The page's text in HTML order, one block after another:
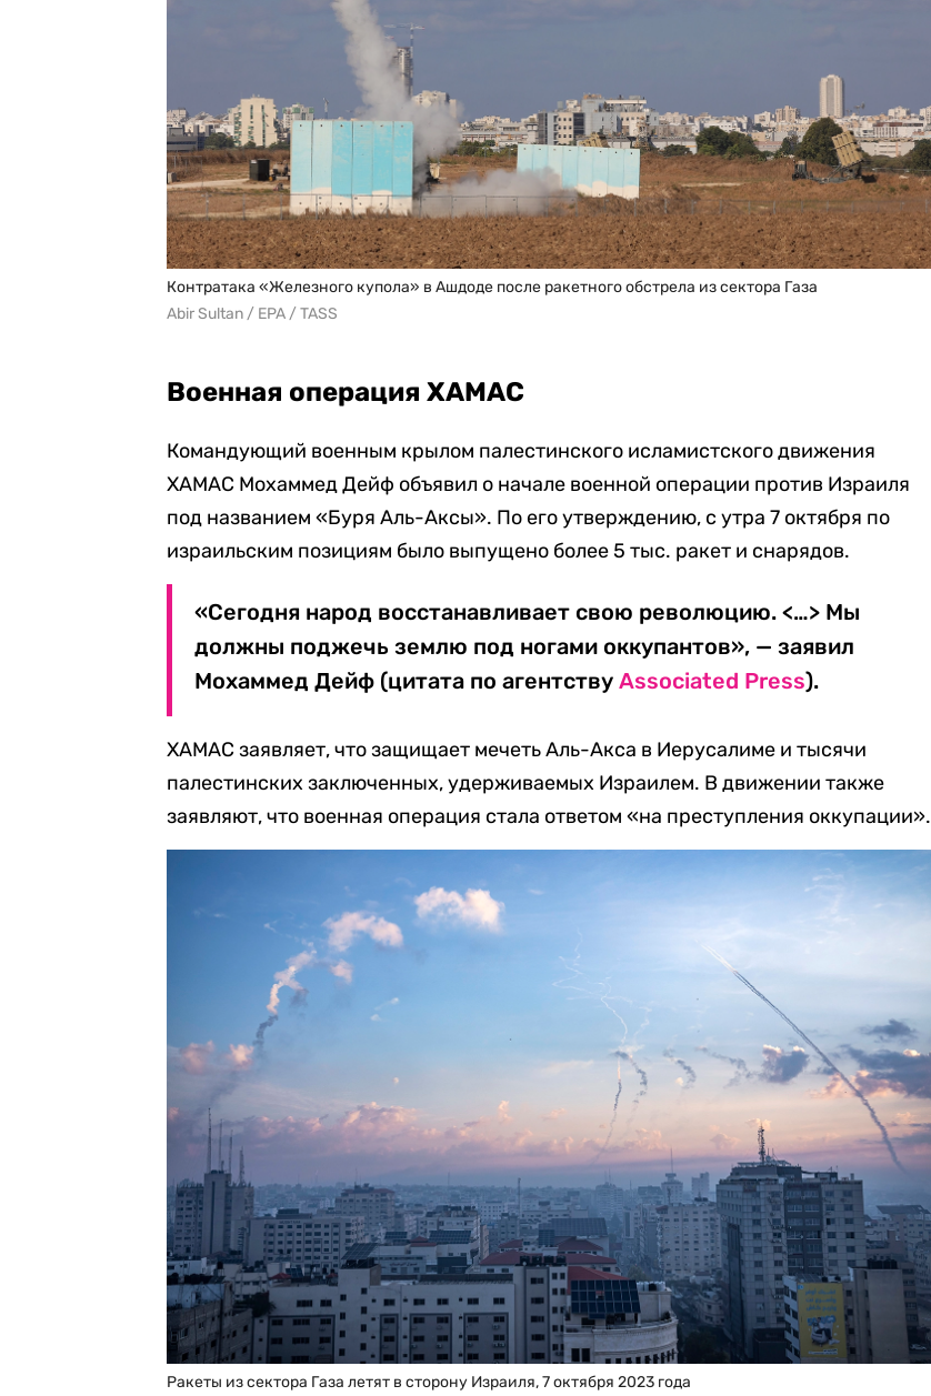
Контратака «Железного купола» в Ашдоде после ракетного обстрела из сектора Газа
Abir Sultan / EPA / TASS
Военная операция ХАМАС
Командующий военным крылом палестинского исламистского движения
ХАМАС Мохаммед Дейф объявил о начале военной операции против Израиля
под названием «Буря Аль-Аксы». По его утверждению, с утра 7 октября по
израильским позициям было выпущено более 5 тыс. ракет и снарядов.
«Сегодня народ восстанавливает свою революцию. <…> Мы
должны поджечь землю под ногами оккупантов», — заявил
Мохаммед Дейф (цитата по агентству Associated Press).
ХАМАС заявляет, что защищает мечеть Аль-Акса в Иерусалиме и тысячи
палестинских заключенных, удерживаемых Израилем. В движении также
заявляют, что военная операция стала ответом «на преступления оккупации».
Ракеты из сектора Газа летят в сторону Израиля, 7 октября 2023 года